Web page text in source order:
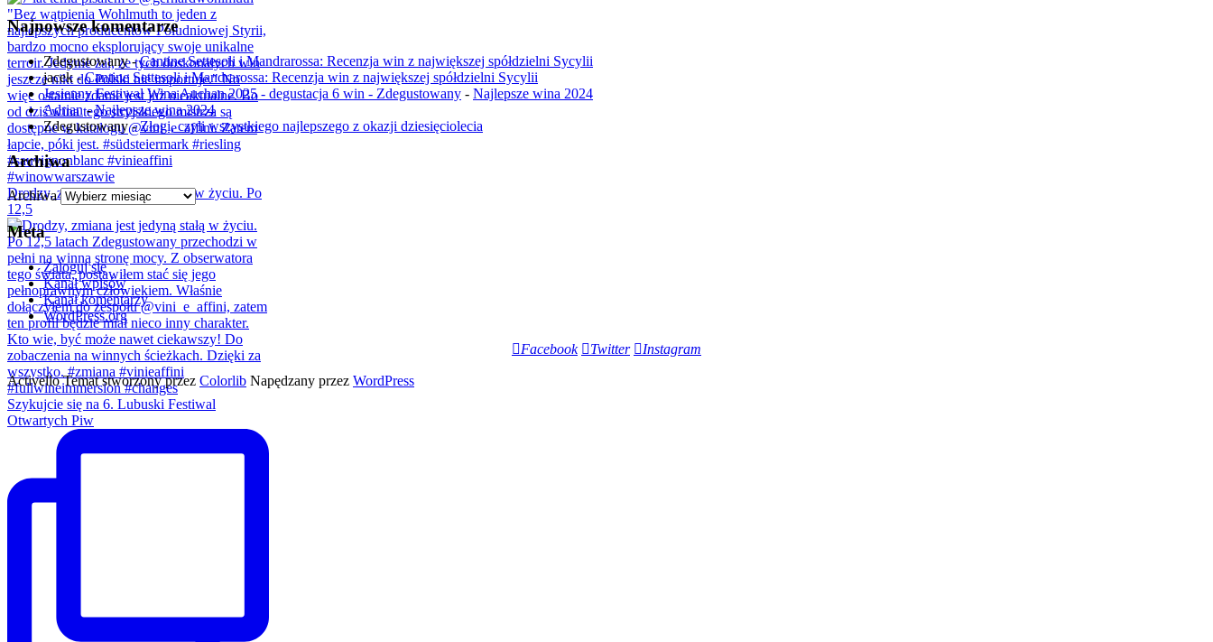
Drodzy, zmiana jest jedyną stałą w życiu. Po
12,5
Szykujcie się na 6. Lubuski Festiwal
Otwartych Piw
Najnowsze komentarze
Zdegustowany-Cantine Settesoli i Mandrarossa: Recenzja win z największej spółdzielni Sycylii
jacek -Cantine Settesoli i Mandrarossa: Recenzja win z największej spółdzielni Sycylii
Jesienny Festiwal Wina Auchan 2025 - degustacja 6 win - Zdegustowany - Najlepsze wina 2024
Adrian-Najlepsze wina 2024
Zdegustowany-Złogi, czyli wszystkiego najlepszego z okazji dziesięciolecia
Archiwa
Archiwa
Meta
Zaloguj się
Kanał wpisów
Kanał komentarzy
WordPress.org
Facebook Twitter Instagram
Activello Temat stworzony przez Colorlib Napędzany przez WordPress